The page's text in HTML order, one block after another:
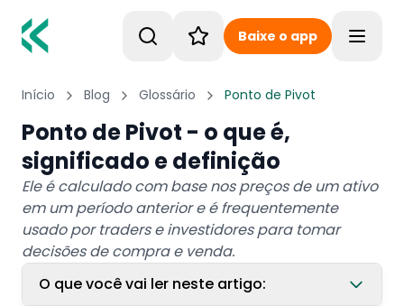
Baixe o app
Início Blog Glossário Ponto de Pivot
Ponto de Pivot - o que é,
significado e definição
Ele é calculado com base nos preços de um ativo
em um período anterior e é frequentemente
usado por traders e investidores para tomar
decisões de compra e venda.
O que você vai ler neste artigo: